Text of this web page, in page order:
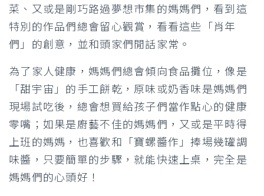
菜、又或是剛巧路過夢想市集的媽媽們，看到這
特別的作品們總會留心觀賞，看看這些「肖年
們」的創意，並和頭家們閒話家常。
為了家人健康，媽媽們總會傾向食品攤位，像是
「甜宇宙」的手工餅乾，原味或奶香味是媽媽們
現場試吃後，總會想買給孩子們當作點心的健康
零嘴；如果是廚藝不佳的媽媽們，又或是平時得
上班的媽媽，也喜歡和「寶螺醬作」捧場幾罐調
味醬，只要簡單的步驟，就能快速上桌，完全是
媽媽們的心頭好！